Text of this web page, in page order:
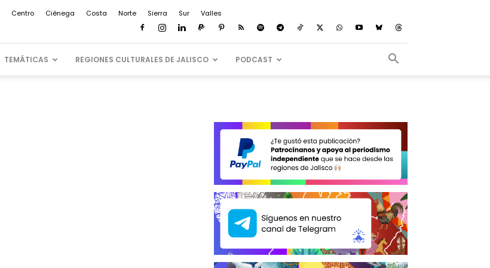
Centro Ciénega Costa Norte Sierra Sur Valles
TEMÁTICAS REGIONES CULTURALES DE JALISCO PODCAST